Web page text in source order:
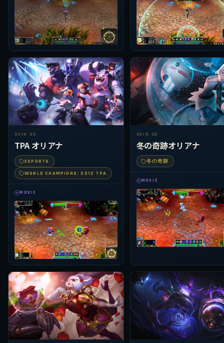
SKIN 05
TPA オリアナ
ESPORTS
WORLD CHAMPIONS: 2012 TPA
MOVIE
SKIN 06
冬の奇跡オリアナ
冬の奇跡
MOVIE